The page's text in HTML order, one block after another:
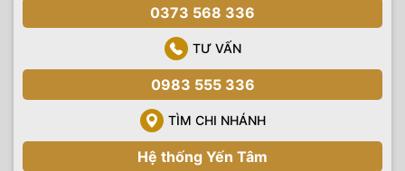
0373 568 336
TƯ VẤN
0983 555 336
TÌM CHI NHÁNH
Hệ thống Yến Tâm